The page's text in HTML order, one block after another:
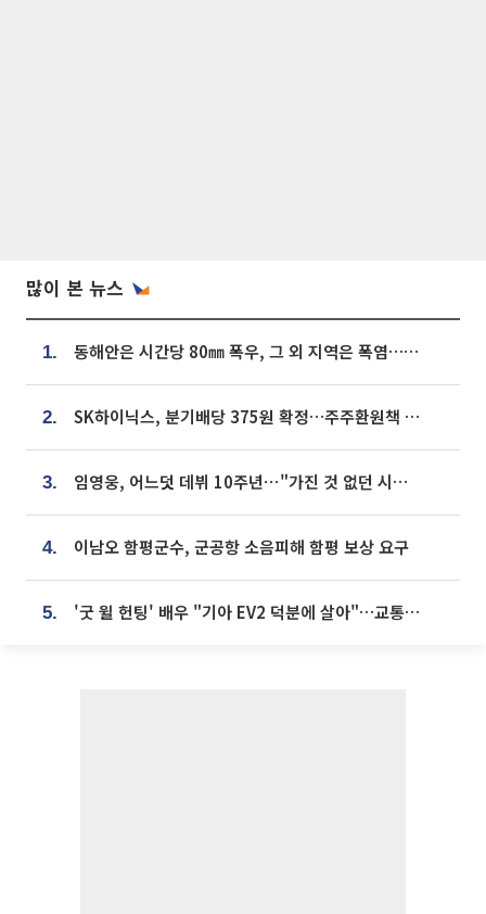
많이 본 뉴스
1. 동해안은 시간당 80㎜ 폭우, 그 외 지역은 폭염…‘극과 극 날씨’
2. SK하이닉스, 분기배당 375원 확정…주주환원책 9월로 앞당겨 발표
3. 임영웅, 어느덧 데뷔 10주년⋯"가진 것 없던 시절, 내 앞엔 20명의 팬뿐"
4. 이남오 함평군수, 군공항 소음피해 함평 보상 요구
5. '굿 윌 헌팅' 배우 "기아 EV2 덕분에 살아"…교통사고 후 안전성 극찬